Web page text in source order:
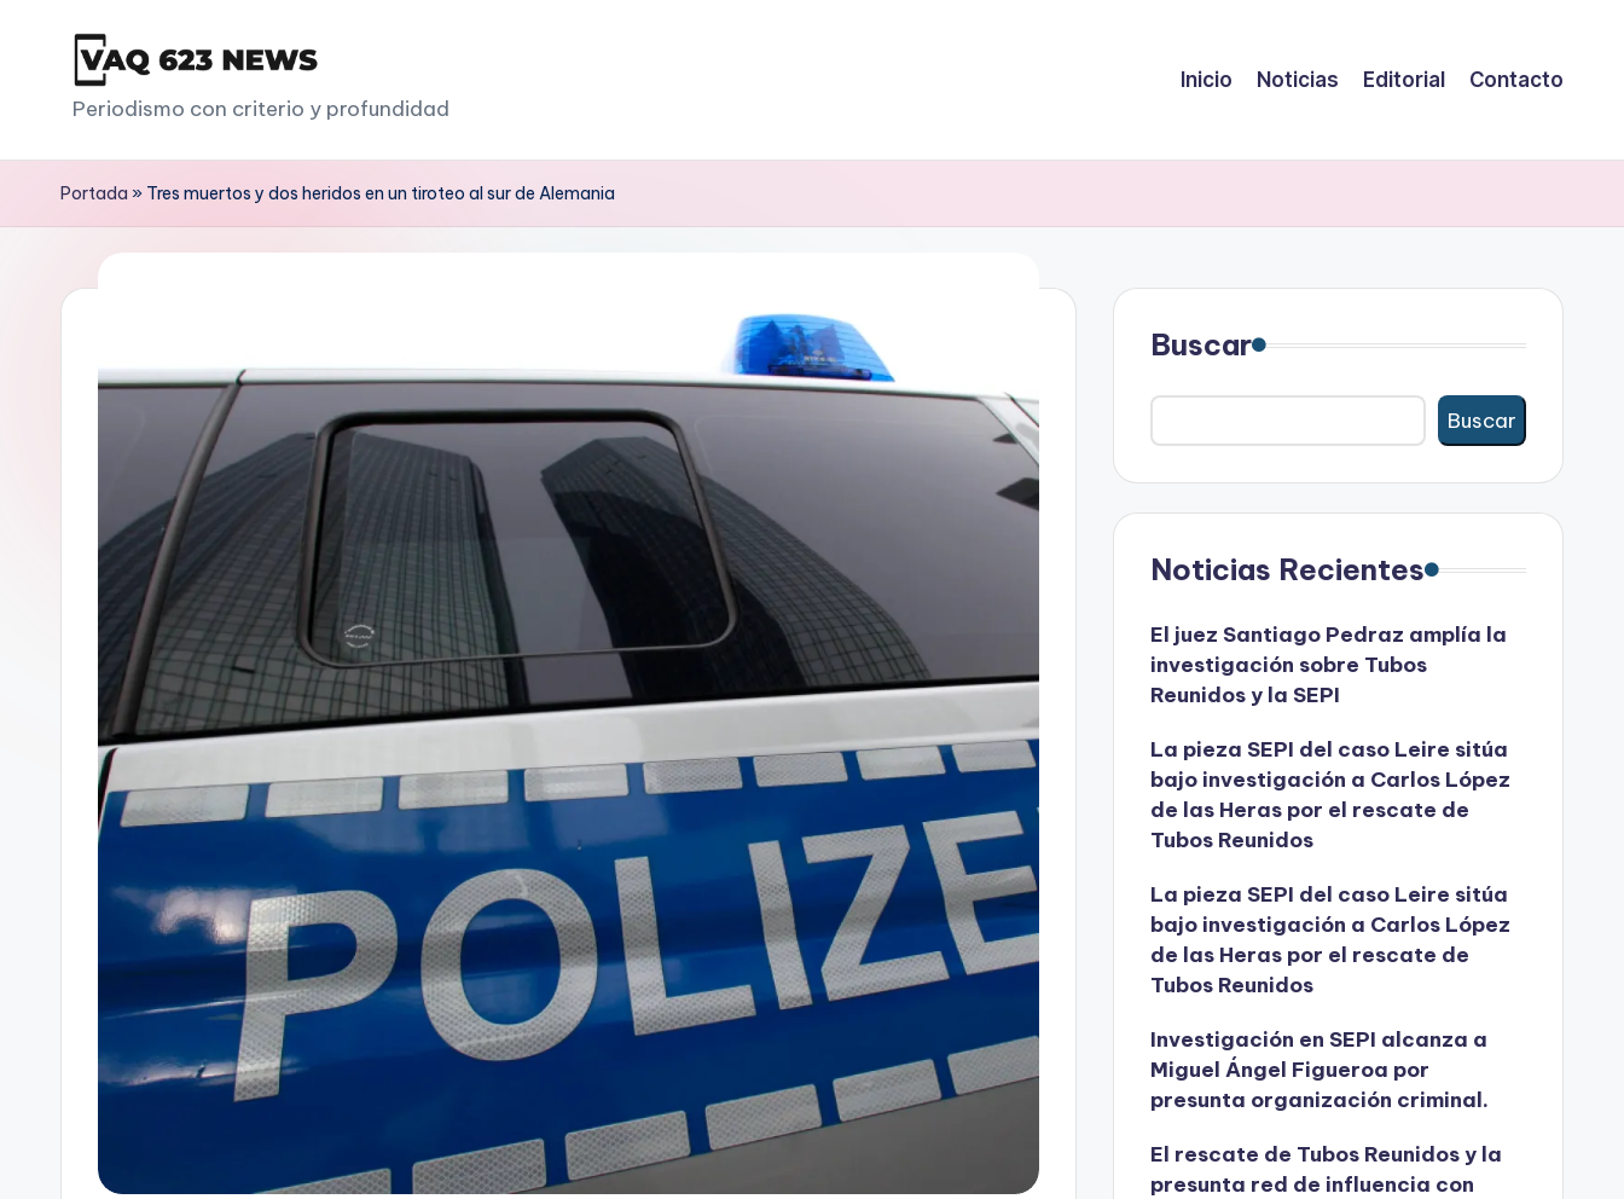
V
a
q
Periodismo con criterio y profundidad
Inicio Noticias Editorial Contacto
Portada » Tres muertos y dos heridos en un tiroteo al sur de Alemania
Buscar
Buscar
Noticias Recientes
El juez Santiago Pedraz amplía la
investigación sobre Tubos
Reunidos y la SEPI
La pieza SEPI del caso Leire sitúa
bajo investigación a Carlos López
de las Heras por el rescate de
Tubos Reunidos
La pieza SEPI del caso Leire sitúa
bajo investigación a Carlos López
de las Heras por el rescate de
Tubos Reunidos
Investigación en SEPI alcanza a
Miguel Ángel Figueroa por
presunta organización criminal.
El rescate de Tubos Reunidos y la
presunta red de influencia con